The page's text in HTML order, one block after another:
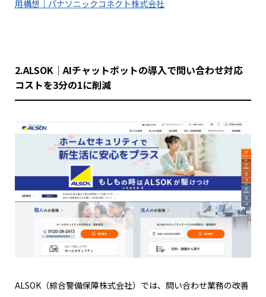
用構想｜パナソニックコネクト株式会社
2.ALSOK｜AIチャットボットの導入で問い合わせ対応
コストを3分の1に削減
ALSOK（綜合警備保障株式会社）では、問い合わせ業務の改善